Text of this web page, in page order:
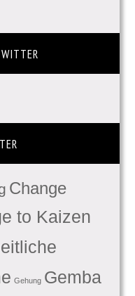
Change
to Kaizen
Gehung Gemba